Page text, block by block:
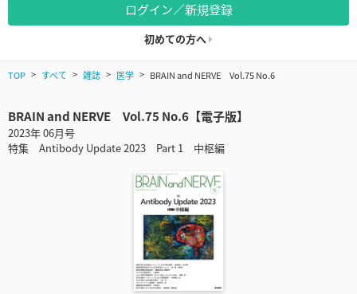
ログイン／新規登録
初めての方へ
TOP すべて 雑誌 医学 BRAIN and NERVE Vol.75 No.6
BRAIN and NERVE Vol.75 No.6【電子版】
2023年 06月号
特集 Antibody Update 2023 Part 1 中枢編